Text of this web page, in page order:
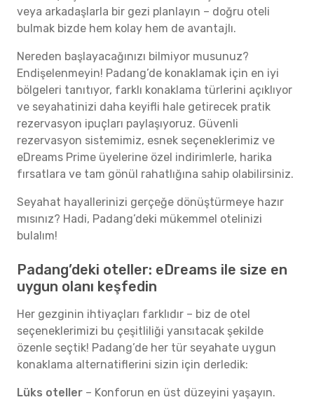
veya arkadaşlarla bir gezi planlayın – doğru oteli
bulmak bizde hem kolay hem de avantajlı.
Nereden başlayacağınızı bilmiyor musunuz?
Endişelenmeyin! Padang’de konaklamak için en iyi
bölgeleri tanıtıyor, farklı konaklama türlerini açıklıyor
ve seyahatinizi daha keyifli hale getirecek pratik
rezervasyon ipuçları paylaşıyoruz. Güvenli
rezervasyon sistemimiz, esnek seçeneklerimiz ve
eDreams Prime üyelerine özel indirimlerle, harika
fırsatlara ve tam gönül rahatlığına sahip olabilirsiniz.
Seyahat hayallerinizi gerçeğe dönüştürmeye hazır
mısınız? Hadi, Padang’deki mükemmel otelinizi
bulalım!
Padang’deki oteller: eDreams ile size en
uygun olanı keşfedin
Her gezginin ihtiyaçları farklıdır – biz de otel
seçeneklerimizi bu çeşitliliği yansıtacak şekilde
özenle seçtik! Padang’de her tür seyahate uygun
konaklama alternatiflerini sizin için derledik:
Lüks oteller – Konforun en üst düzeyini yaşayın.